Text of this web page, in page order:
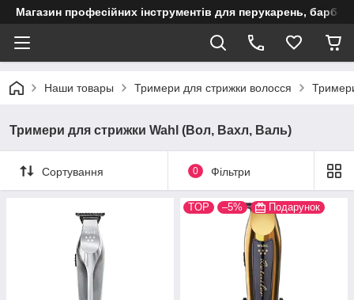
Магазин професійних інструментів для перукарень,
Наши товары Тримери для стрижки волосся
Тримери для стрижки Wahl (Вол, Вахл, Валь)
Сортування 0 Фільтри
TOP –5% Подарунок